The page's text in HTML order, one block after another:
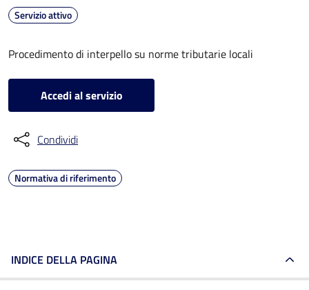
Servizio attivo
Procedimento di interpello su norme tributarie locali
Accedi al servizio
Condividi
Normativa di riferimento
INDICE DELLA PAGINA